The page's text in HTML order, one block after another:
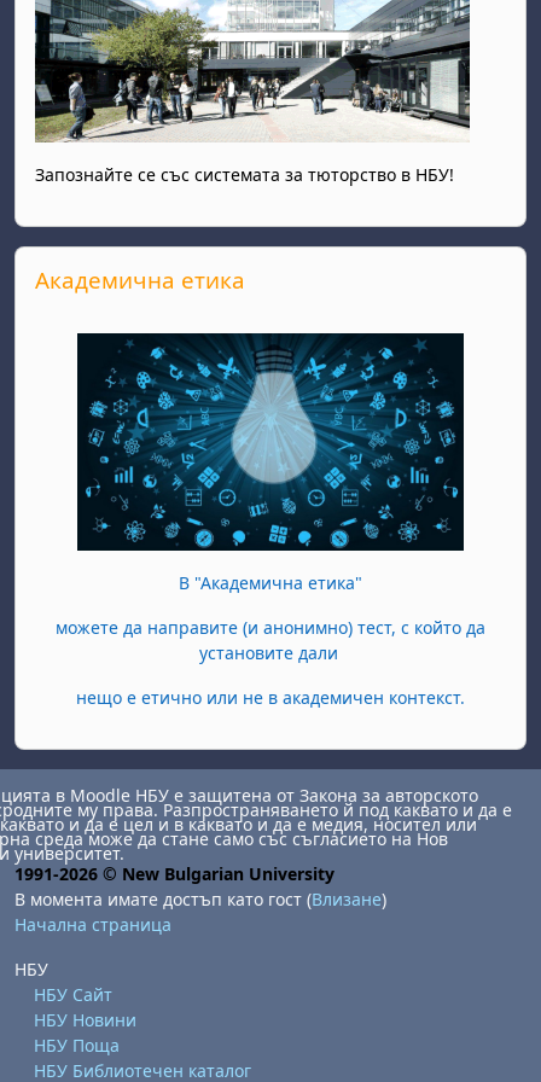
Запознайте се със системата за тюторство в НБУ!
Прескочи Академична етика
Академична етика
В "Академична етика"
можете да направите (и анонимно) тест, с който да
установите дали
нещо е етично или не в академичен контекст.
в Moodle НБУ е защитена от Закона за авторското
му права. Разпространяването й под каквато и да е
и да е цел и в каквато и да е медия, носител или
среда може да стане само със съгласието на Нов
университет.
1991-2026 © New Bulgarian University
В момента имате достъп като гост (Влизане)
Начална страница
НБУ
НБУ Сайт
НБУ Новини
НБУ Поща
НБУ Библиотечен каталог